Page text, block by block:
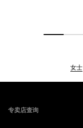
女士
专卖店查询